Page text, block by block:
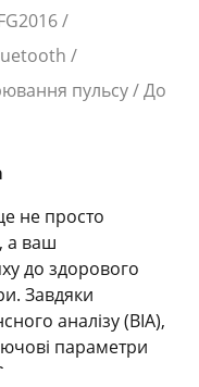
/
/
пульсу / До
не просто
а ваш
до здорового
Завдяки
аналізу (BIA),
параметри
зможете легко